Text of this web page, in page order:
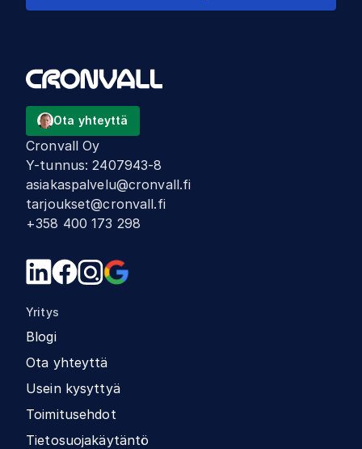
Ota yhteyttä
Cronvall Oy
Y-tunnus:2407943-8
asiakaspalvelu@cronvall.fi
tarjoukset@cronvall.fi
+358 400 173 298
Yritys
Blogi
Ota yhteyttä
Usein kysyttyä
Toimitusehdot
Tietosuojakäytäntö